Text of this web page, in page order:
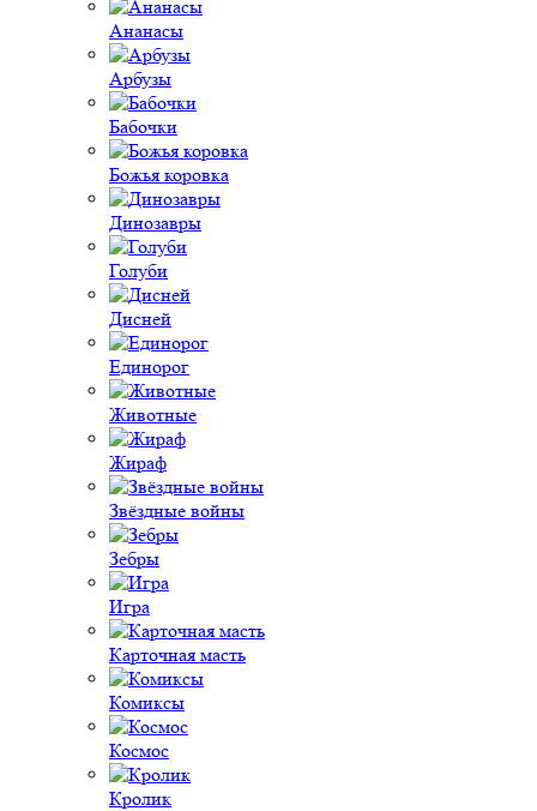
Ананасы
Арбузы
Бабочки
Божья коровка
Динозавры
Голуби
Дисней
Единорог
Животные
Жираф
Звёздные войны
Зебры
Игра
Карточная масть
Комиксы
Космос
Кролик